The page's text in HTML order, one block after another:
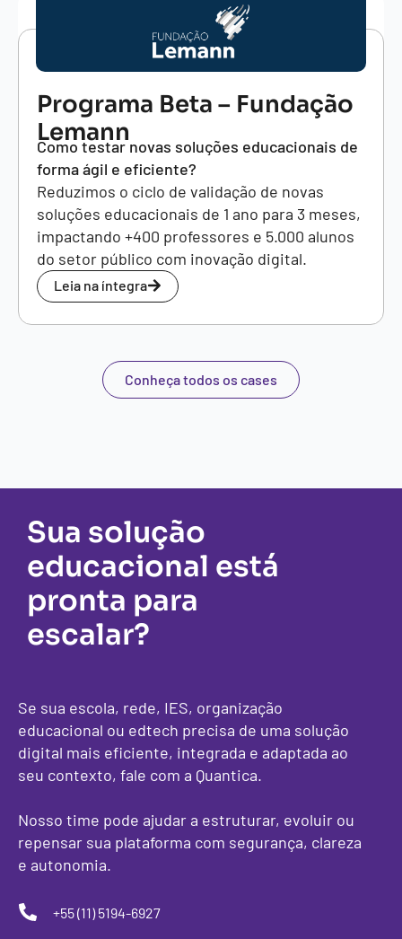
Programa Beta – Fundação
Lemann
Como testar novas soluções educacionais de
forma ágil e eficiente?
Reduzimos o ciclo de validação de novas
soluções educacionais de 1 ano para 3 meses,
impactando +400 professores e 5.000 alunos
do setor público com inovação digital.
Leia na íntegra
Conheça todos os cases
Sua solução
educacional está
pronta para
escalar?
Se sua escola, rede, IES, organização
educacional ou edtech precisa de uma solução
digital mais eficiente, integrada e adaptada ao
seu contexto, fale com a Quantica.
Nosso time pode ajudar a estruturar, evoluir ou
repensar sua plataforma com segurança, clareza
e autonomia.
+55 (11) 5194-6927